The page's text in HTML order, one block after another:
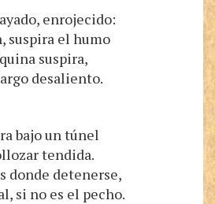
enrojecido:
suspira el humo
suspira,
desaliento.
bajo un túnel
tendida.
donde detenerse,
si no es el pecho.